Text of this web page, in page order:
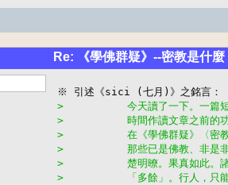
Re: 《學佛群疑》--密教是什麼
>          今天讀了一下。一篇短
>          時間作讀文章之前的功
>          在《學佛群疑》〈密教
>          那些已是佛教、非是非
>          楚明暸。果真如此。諸
>          「多餘」。行人，只能